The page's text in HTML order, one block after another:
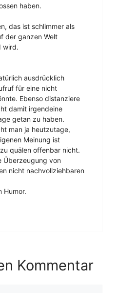
haben.
das ist schlimmer als
der ganzen Welt
wird.
ausdrücklich
für eine nicht
Ebenso distanziere
damit irgendeine
getan zu haben.
man ja heutzutage,
Meinung ist
quälen offenbar nicht.
Überzeugung von
nicht nachvollziehbaren
Humor.
Kommentar